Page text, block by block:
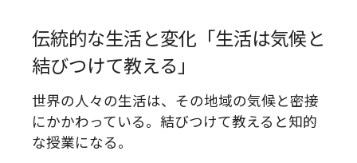
伝統的な生活と変化「生活は気候と
結びつけて教える」
世界の人々の生活は、その地域の気候と密接
にかかわっている。結びつけて教えると知的
な授業になる。